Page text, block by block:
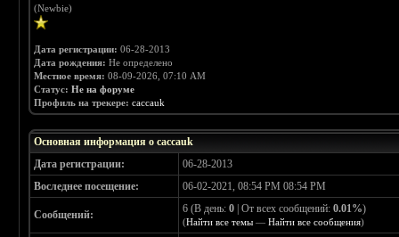
(Newbie)
Дата регистрации: 06-28-2013
Дата рождения: Не определено
Местное время: 08-09-2026, 07:10 AM
Статус: Не на форуме
Профиль на трекере: caccauk
Основная информация о caccauk
Дата регистрации:
06-28-2013
Воследнее посещение:
06-02-2021, 08:54 PM 08:54 PM
Сообщений: 6 (В день:0 | От всех сообщений:0.01%)
(Найти все темы —Найти все сообщения)